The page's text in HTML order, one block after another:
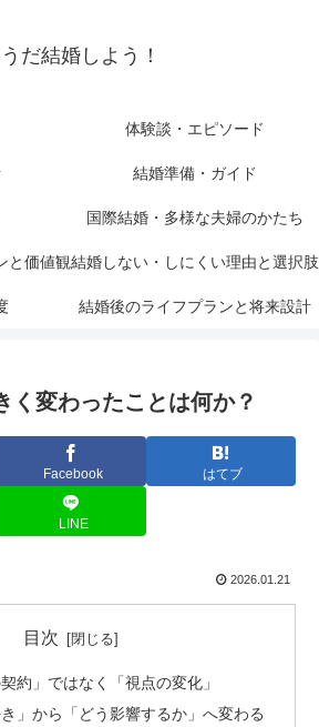
だ結婚しよう！
体験談・エピソード
結婚準備・ガイド
国際結婚・多様な夫婦のかたち
と価値観結婚しない・しにくい理由と選択肢
結婚後のライフプランと将来設計
く変わったことは何か？
Facebook はてブ
LINE
2026.01.21
目次
約」ではなく「視点の変化」
」から「どう影響するか」へ変わる